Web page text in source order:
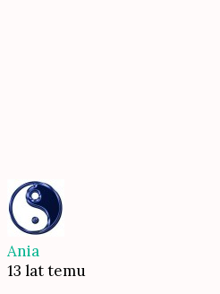
Ania
13 lat temu